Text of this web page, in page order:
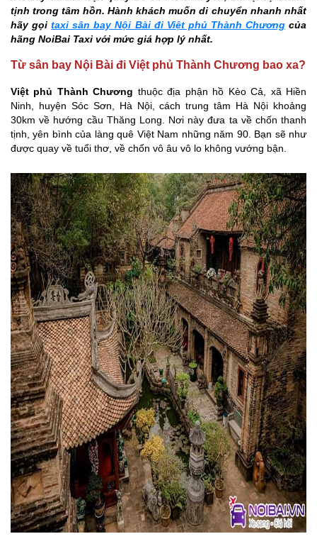
tịnh trong tâm hồn. Hành khách muốn di chuyển nhanh nhất
hãy gọitaxi sân bay Nội Bài đi Việt phủ Thành Chươngcủa
hãng NoiBai Taxi với mức giá hợp lý nhất.
Từ sân bay Nội Bài đi Việt phủ Thành Chương bao xa?
Việt phủ Thành Chương thuộc địa phận hồ Kèo Cả, xã Hiền
Ninh, huyện Sóc Sơn, Hà Nội, cách trung tâm Hà Nội khoảng
30km về hướng cầu Thăng Long. Nơi này đưa ta về chốn thanh
tịnh, yên bình của làng quê Việt Nam những năm 90. Bạn sẽ như
được quay về tuổi thơ, về chốn vô âu vô lo không vướng bận.